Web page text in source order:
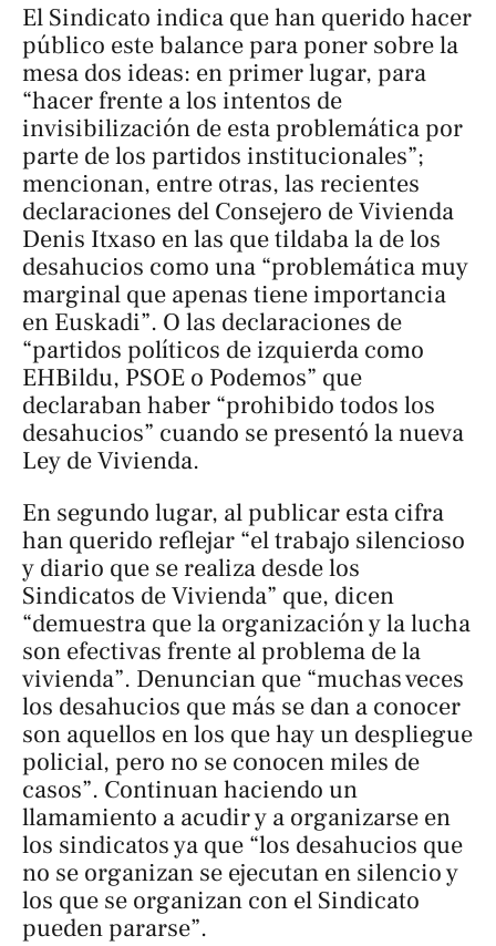
El Sindicato indica que han querido hacer
público este balance para poner sobre la
mesa dos ideas: en primer lugar, para
“hacer frente a los intentos de
invisibilización de esta problemática por
parte de los partidos institucionales”;
mencionan, entre otras, las recientes
declaraciones del Consejero de Vivienda
Denis Itxaso en las que tildaba la de los
desahucios como una “problemática muy
marginal que apenas tiene importancia
en Euskadi”. O las declaraciones de
“partidos políticos de izquierda como
EHBildu, PSOE o Podemos” que
declaraban haber “prohibido todos los
desahucios” cuando se presentó la nueva
Ley de Vivienda.
En segundo lugar, al publicar esta cifra
han querido reflejar “el trabajo silencioso
y diario que se realiza desde los
Sindicatos de Vivienda” que, dicen
“demuestra que la organización y la lucha
son efectivas frente al problema de la
vivienda”. Denuncian que “muchas veces
los desahucios que más se dan a conocer
son aquellos en los que hay un despliegue
policial, pero no se conocen miles de
casos”. Continuan haciendo un
llamamiento a acudir y a organizarse en
los sindicatos ya que “los desahucios que
no se organizan se ejecutan en silencio y
los que se organizan con el Sindicato
pueden pararse”.